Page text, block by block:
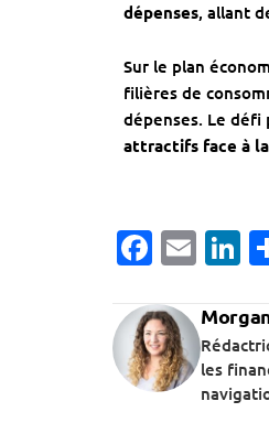
dépenses, allant
Sur le plan
filières de
dépenses. Le défi
attractifs face à
les